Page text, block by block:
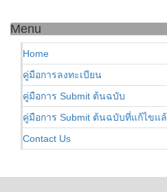
Menu
Home
คู่มือการลงทะเบียน
คู่มือการ Submit ต้นฉบับ
คู่มือการ Submit ต้นฉบับที่แก้ไขแ
Contact Us